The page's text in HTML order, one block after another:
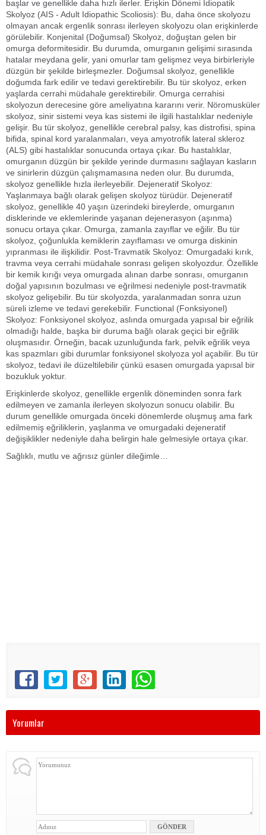
başlar ve genellikle daha hızlı ilerler. Erişkin Dönemi İdiopatik
Skolyoz (AIS - Adult Idiopathic Scoliosis): Bu, daha önce skolyozu
olmayan ancak ergenlik sonrası ilerleyen skolyozu olan erişkinlerde
görülebilir. Konjenital (Doğumsal) Skolyoz, doğuştan gelen bir
omurga deformitesidir. Bu durumda, omurganın gelişimi sırasında
hatalar meydana gelir, yani omurlar tam gelişmez veya birbirleriyle
düzgün bir şekilde birleşmezler. Doğumsal skolyoz, genellikle
doğumda fark edilir ve tedavi gerektirebilir. Bu tür skolyoz, erken
yaşlarda cerrahi müdahale gerektirebilir. Omurga cerrahisi
skolyozun derecesine göre ameliyatına kararını verir. Nöromusküler
skolyoz, sinir sistemi veya kas sistemi ile ilgili hastalıklar nedeniyle
gelişir. Bu tür skolyoz, genellikle cerebral palsy, kas distrofisi, spina
bifida, spinal kord yaralanmaları, veya amyotrofik lateral skleroz
(ALS) gibi hastalıklar sonucunda ortaya çıkar. Bu hastalıklar,
omurganın düzgün bir şekilde yerinde durmasını sağlayan kasların
ve sinirlerin düzgün çalışmamasına neden olur. Bu durumda,
skolyoz genellikle hızla ilerleyebilir. Dejeneratif Skolyoz:
Yaşlanmaya bağlı olarak gelişen skolyoz türüdür. Dejeneratif
skolyoz, genellikle 40 yaşın üzerindeki bireylerde, omurganın
disklerinde ve eklemlerinde yaşanan dejenerasyon (aşınma)
sonucu ortaya çıkar. Omurga, zamanla zayıflar ve eğilir. Bu tür
skolyoz, çoğunlukla kemiklerin zayıflaması ve omurga diskinin
yıpranması ile ilişkilidir. Post-Travmatik Skolyoz: Omurgadaki kırık,
travma veya cerrahi müdahale sonrası gelişen skolyozdur. Özellikle
bir kemik kırığı veya omurgada alınan darbe sonrası, omurganın
doğal yapısının bozulması ve eğrilmesi nedeniyle post-travmatik
skolyoz gelişebilir. Bu tür skolyozda, yaralanmadan sonra uzun
süreli izleme ve tedavi gerekebilir. Functional (Fonksiyonel)
Skolyoz: Fonksiyonel skolyoz, aslında omurgada yapısal bir eğrilik
olmadığı halde, başka bir duruma bağlı olarak geçici bir eğrilik
oluşmasıdır. Örneğin, bacak uzunluğunda fark, pelvik eğrilik veya
kas spazmları gibi durumlar fonksiyonel skolyoza yol açabilir. Bu tür
skolyoz, tedavi ile düzeltilebilir çünkü esasen omurgada yapısal bir
bozukluk yoktur.
Erişkinlerde skolyoz, genellikle ergenlik döneminden sonra fark
edilmeyen ve zamanla ilerleyen skolyozun sonucu olabilir. Bu
durum genellikle omurgada önceki dönemlerde oluşmuş ama fark
edilmemiş eğriliklerin, yaşlanma ve omurgadaki dejeneratif
değişiklikler nedeniyle daha belirgin hale gelmesiyle ortaya çıkar.
Sağlıklı, mutlu ve ağrısız günler dileğimle…
Yorumlar